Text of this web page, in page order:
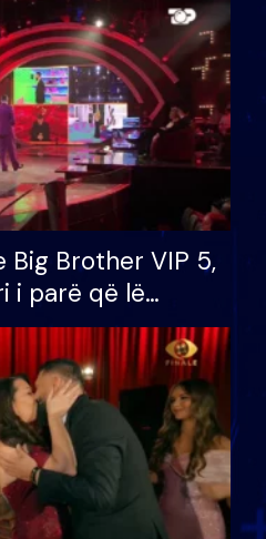
Big Brother VIP 5,
i parë që lë
mundësinë për
madh